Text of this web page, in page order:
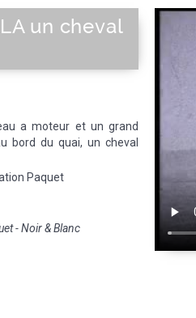
un cheval
a moteur et un grand
bord du quai, un cheval
Paquet
- Noir & Blanc